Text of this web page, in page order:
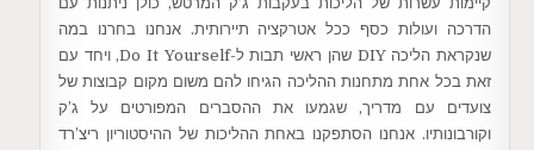
הדרכה ועולות כסף ככל אטרקציה תיירותית. אנחנו בחרנו במה
שנקראת הליכה DIY שהן ראשי תבות ל-Do It Yourself, ויחד עם
זאת בכל אחת מתחנות ההליכה הגיחו להם משום מקום קבוצות של
צועדים עם מדריך, שגמעו את ההסברים המפורטים על ג’ק
וקורבונותיו. אנחנו הסתפקנו באחת ההליכות של ההיסטוריון ריצ’רד